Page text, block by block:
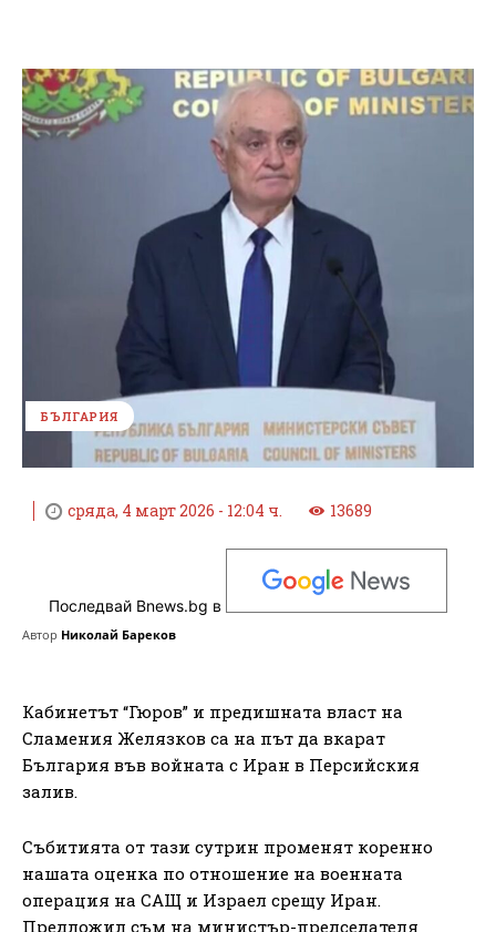
БЪЛГАРИЯ
сряда, 4 март 2026 - 12:04 ч. 13689
Последвай Bnews.bg в
Автор Николай Бареков
Кабинетът “Гюров” и предишната власт на
Сламения Желязков са на път да вкарат
България във войната с Иран в Персийския
залив.
Събитията от тази сутрин променят коренно
нашата оценка по отношение на военната
операция на САЩ и Израел срещу Иран.
Предложил съм на министър-председателя